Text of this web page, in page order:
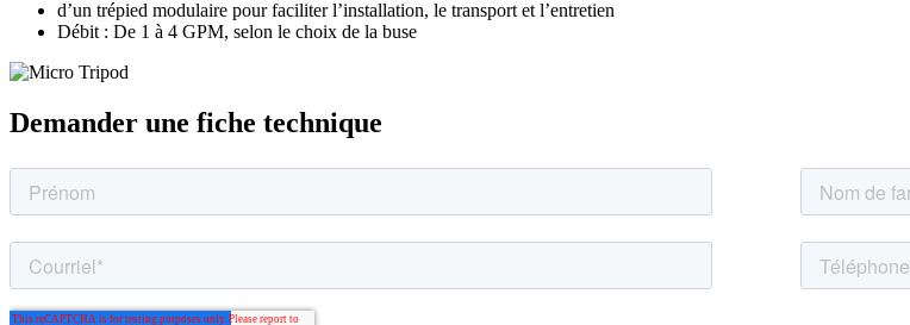
d’un trépied modulaire pour faciliter l’installation, le transport et l’entretien
Débit : De 1 à 4 GPM, selon le choix de la buse
Demander une fiche technique